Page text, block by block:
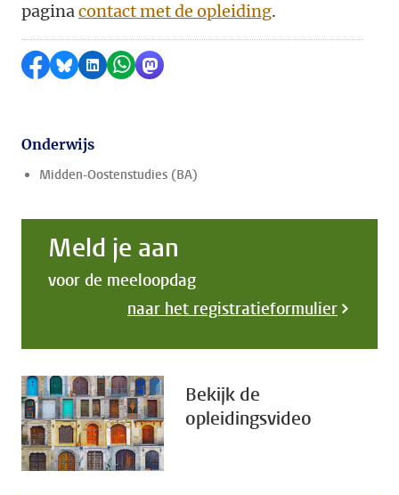
paginacontact met de opleiding.
Delen op Facebook
Delen via Bluesky
Delen op LinkedIn
Delen via WhatsApp
Delen via Mastodon
Onderwijs
Midden-Oostenstudies (BA)
Meld je aan
voor de meeloopdag
naar het registratieformulier
Bekijk de
opleidingsvideo